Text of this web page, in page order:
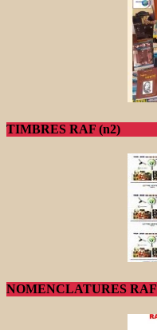
TIMBRES RAF (n2)
NOMENCLATURES RAF